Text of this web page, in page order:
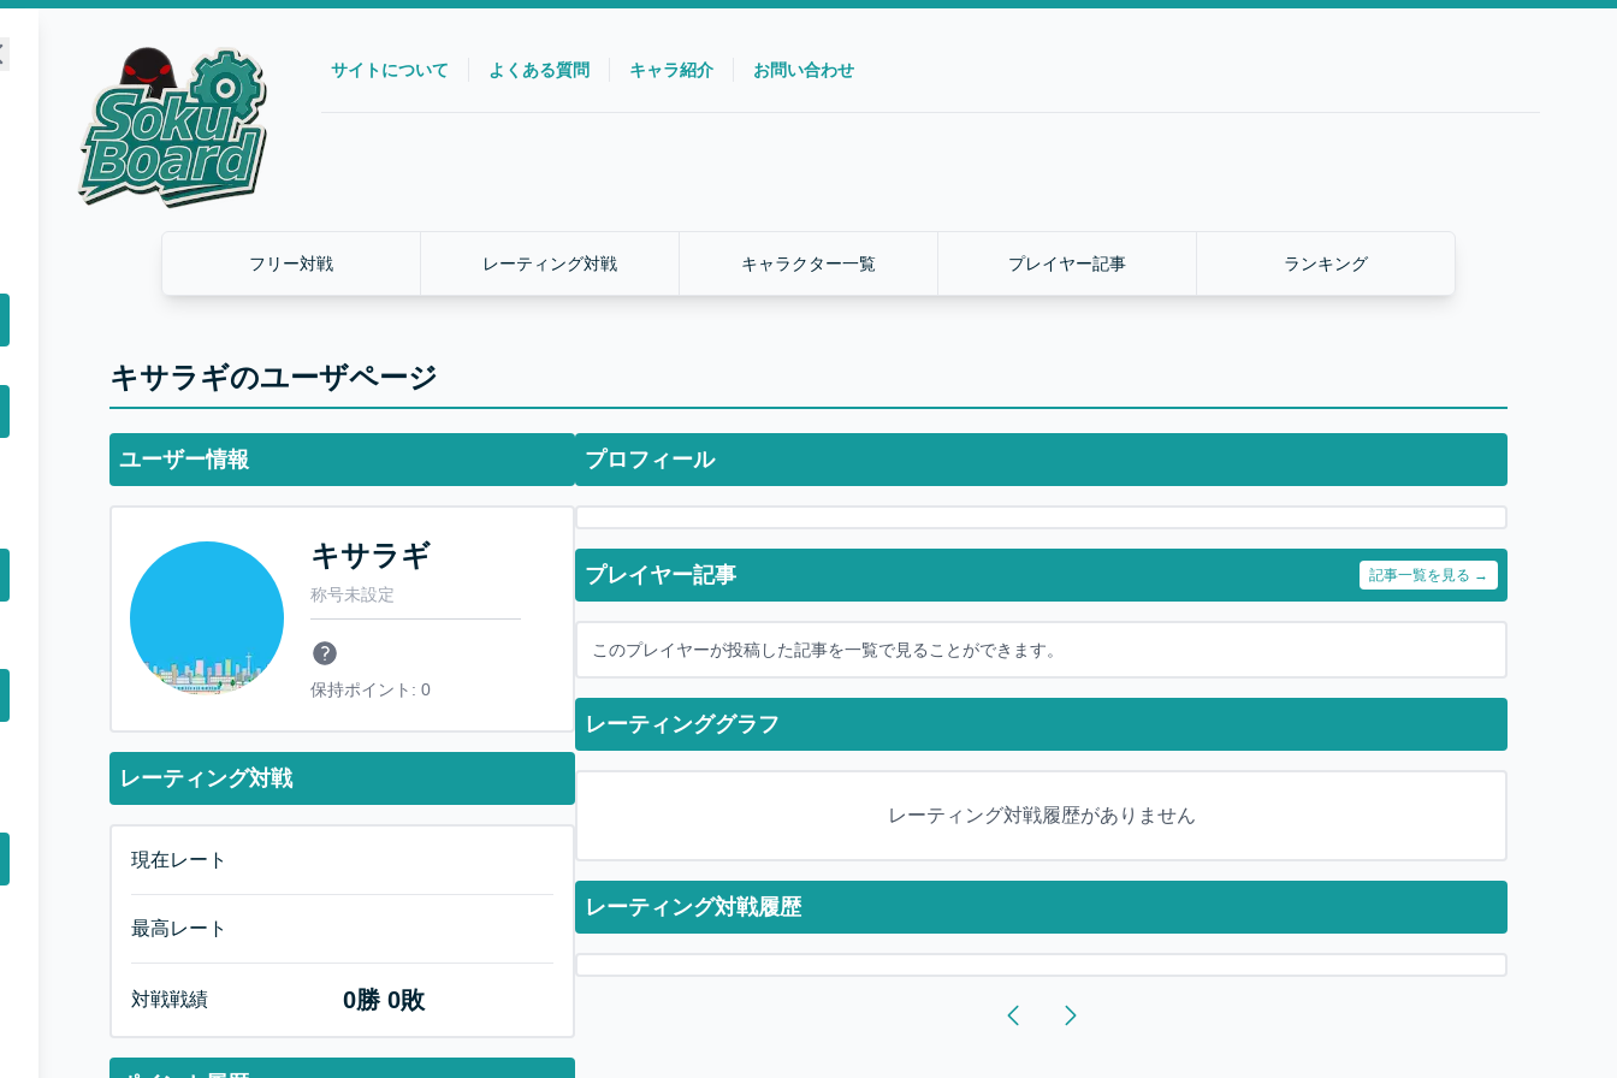
サイトについて よくある質問 キャラ紹介 お問い合わせ
フリー対戦 レーティング対戦 キャラクター一覧 プレイヤー記事 ランキング
キサラギのユーザページ
ユーザー情報
キサラギ
称号未設定
保持ポイント: 0
レーティング対戦
現在レート
最高レート
対戦戦績 0勝 0敗
プロフィール
プレイヤー記事 記事一覧を見る →
このプレイヤーが投稿した記事を一覧で見ることができます。
レーティンググラフ
レーティング対戦履歴がありません
レーティング対戦履歴